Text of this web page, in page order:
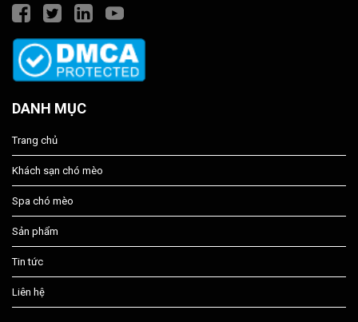
DANH MỤC
Trang chủ
Khách sạn chó mèo
Spa chó mèo
Sản phẩm
Tin tức
Liên hệ